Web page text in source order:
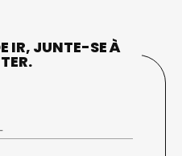
IR, JUNTE-SE À